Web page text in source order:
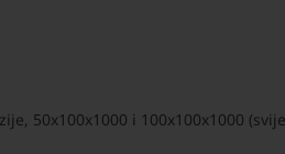
50x100x1000 i 100x100x1000